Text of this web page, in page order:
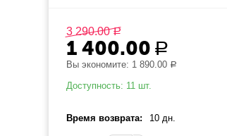
3 290.00 Р
1 400.00 Р
Вы экономите: 1 890.00 Р
Доступность: 11 шт.
Время возврата: 10 дн.